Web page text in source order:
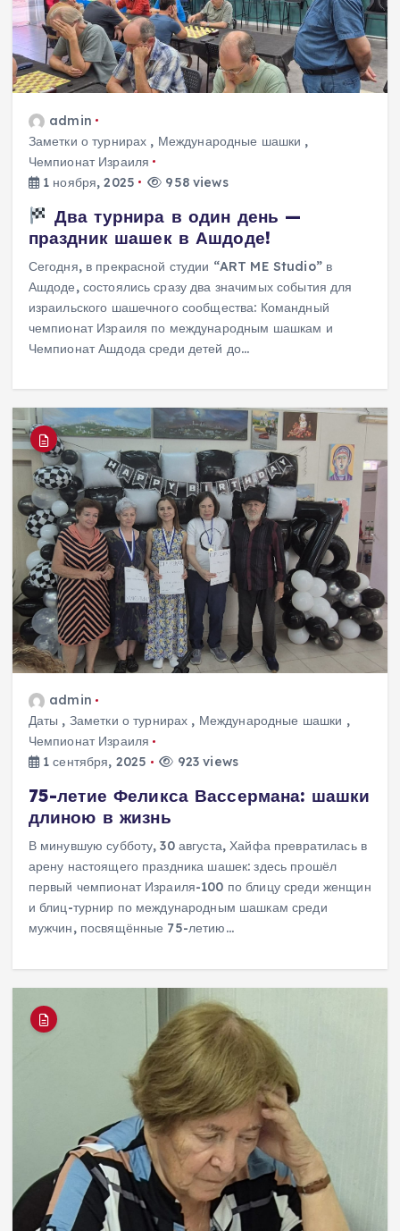
admin
Заметки о турнирах , Международные шашки ,
Чемпионат Израиля
1 ноября, 2025
958 views
Два турнира в один день —
праздник шашек в Ашдоде!
Сегодня, в прекрасной студии “ART ME Studio” в
Ашдоде, состоялись сразу два значимых события для
израильского шашечного сообщества: Командный
чемпионат Израиля по международным шашкам и
Чемпионат Ашдода среди детей до…
admin
Даты , Заметки о турнирах , Международные шашки ,
Чемпионат Израиля
1 сентября, 2025
923 views
75-летие Феликса Вассермана: шашки
длиною в жизнь
В минувшую субботу, 30 августа, Хайфа превратилась в
арену настоящего праздника шашек: здесь прошёл
первый чемпионат Израиля-100 по блицу среди женщин
и блиц-турнир по международным шашкам среди
мужчин, посвящённые 75-летию…